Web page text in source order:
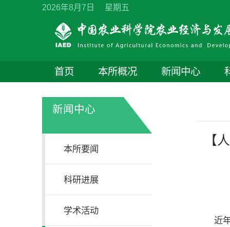
2026年8月7日 星期五
首页 本所概况 新闻中心
新闻中心
本所要闻
科研进展
学术活动
【
近